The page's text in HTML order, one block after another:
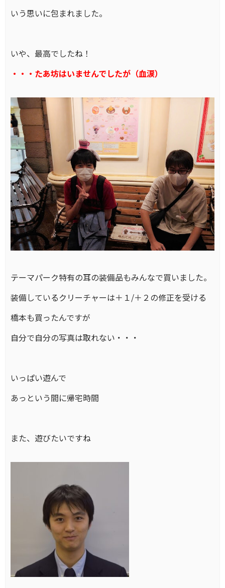
いう思いに包まれました。
いや、最高でしたね！
・・・たあ坊はいませんでしたが（血涙）
テーマパーク特有の耳の装備品もみんなで買いました。
装備しているクリーチャーは＋１/＋２の修正を受ける
橋本も買ったんですが
自分で自分の写真は取れない・・・
いっぱい遊んで
あっという間に帰宅時間
また、遊びたいですね